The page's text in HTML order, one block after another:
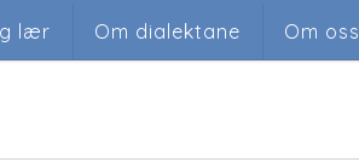
lær Om dialektane Om oss